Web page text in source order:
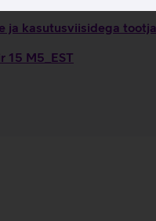
ja kasutusviisidega
15 M5_EST